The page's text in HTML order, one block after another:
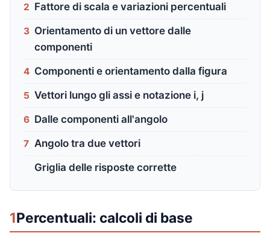
2 Fattore di scala e variazioni percentuali
3 Orientamento di un vettore dalle
componenti
4 Componenti e orientamento dalla figura
5 Vettori lungo gli assi e notazione i, j
6 Dalle componenti all'angolo
7 Angolo tra due vettori
Griglia delle risposte corrette
1Percentuali: calcoli di base